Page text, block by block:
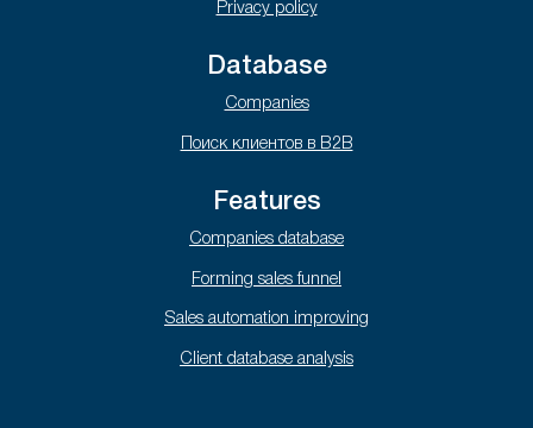
Privacy policy
Database
Companies
Поиск клиентов в B2B
Features
Companies database
Forming sales funnel
Sales automation improving
Client database analysis